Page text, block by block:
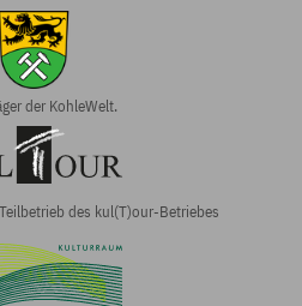
der KohleWelt.
des kul(T)our-Betriebes